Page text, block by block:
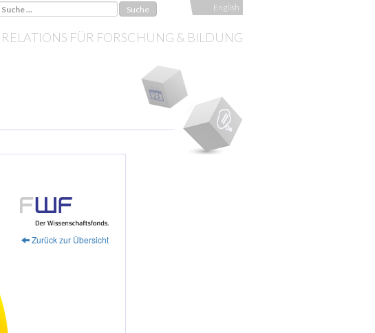
English
FÜR FORSCHUNG & BILDUNG
Zurück zur Übersicht